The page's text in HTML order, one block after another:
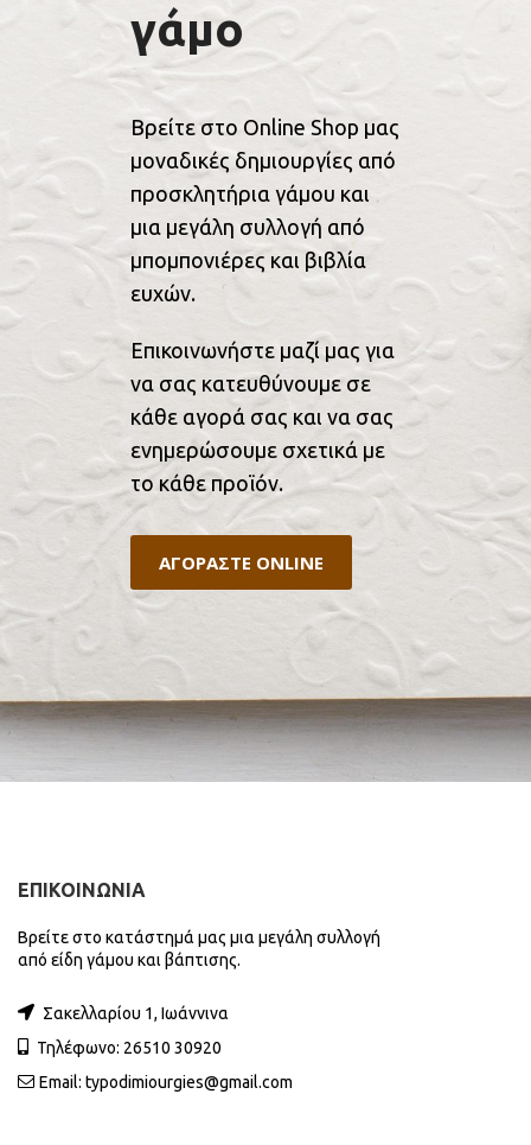
γάμο
Βρείτε στο Online Shop μας
μοναδικές δημιουργίες από
προσκλητήρια γάμου και
μια μεγάλη συλλογή από
μπομπονιέρες και βιβλία
ευχών.
Επικοινωνήστε μαζί μας για
να σας κατευθύνουμε σε
κάθε αγορά σας και να σας
ενημερώσουμε σχετικά με
το κάθε προϊόν.
ΑΓΟΡΑΣΤΕ ONLINE
ΕΠΙΚΟΙΝΩΝΙΑ
Βρείτε στο κατάστημά μας μια μεγάλη συλλογή
από είδη γάμου και βάπτισης.
Σακελλαρίου 1, Ιωάννινα
Τηλέφωνο: 26510 30920
Email: typodimiourgies@gmail.com